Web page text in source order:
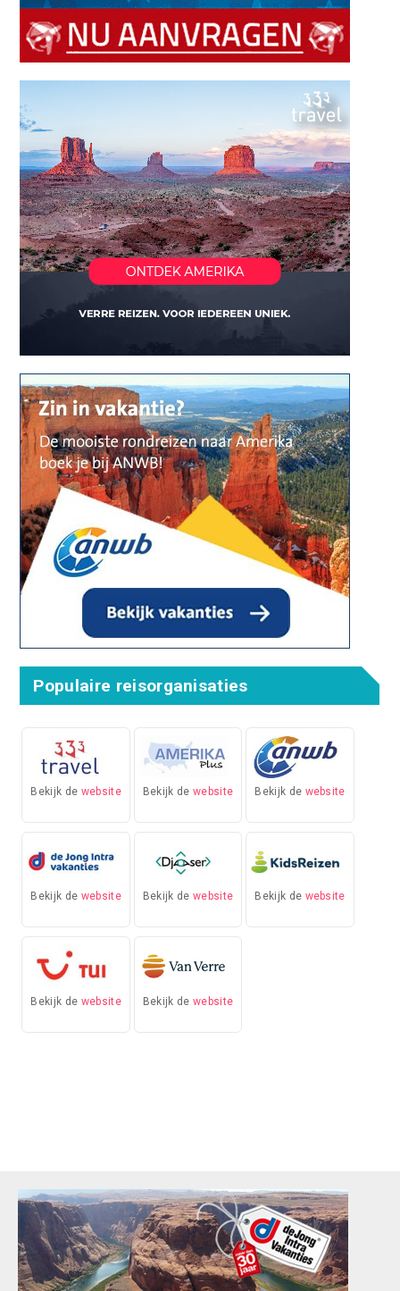
Populaire reisorganisaties
Bekijk de website Bekijk dewebsite Bekijk de website
Bekijk de website Bekijk dewebsite Bekijk de website
Bekijk de website Bekijk dewebsite